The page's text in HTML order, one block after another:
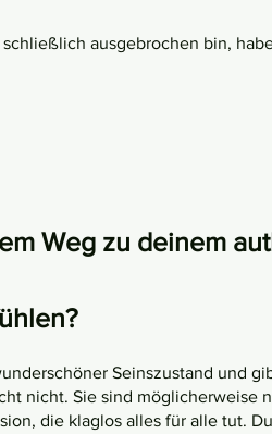
ausgebrochen bin,
Weg zu deinem
Seinszustand und
nicht. Sie sind möglicherweise
die klaglos alles für alle tut.